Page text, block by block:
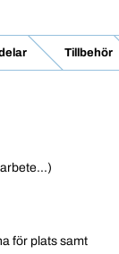
Tillbehör
för plats samt